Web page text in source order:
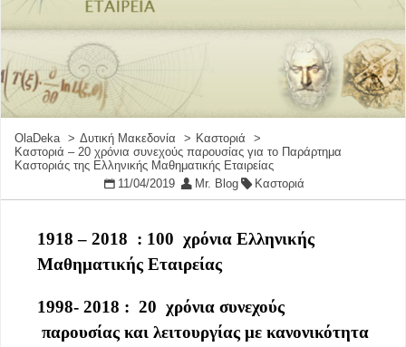
OlaDeka Δυτική Μακεδονία
Καστοριά
Καστοριά – 20 χρόνια συνεχούς παρουσίας για το Παράρτημα
Καστοριάς της Ελληνικής Μαθηματικής Εταιρείας
11/04/2019
Mr. Blog Καστοριά
1918 – 2018 : 100 χρόνια Ελληνικής
Μαθηματικής Εταιρείας
1998- 2018 : 20 χρόνια συνεχούς
παρουσίας και λειτουργίας με κανονικότητα